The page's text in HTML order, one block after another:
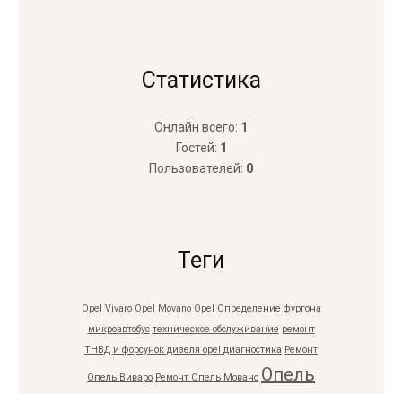
Статистика
Онлайн всего: 1
Гостей: 1
Пользователей: 0
Теги
Opel Vivaro Opel Movano Opel Определение фургона
микроавтобус техническое обслуживание ремонт
ТНВД и форсунок дизеля opel диагностика Ремонт
Опель Виваро Ремонт Опель Мовано Опель